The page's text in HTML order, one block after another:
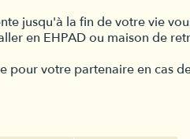
jusqu'à la fin de votre vie
en EHPAD ou maison de
votre partenaire en cas